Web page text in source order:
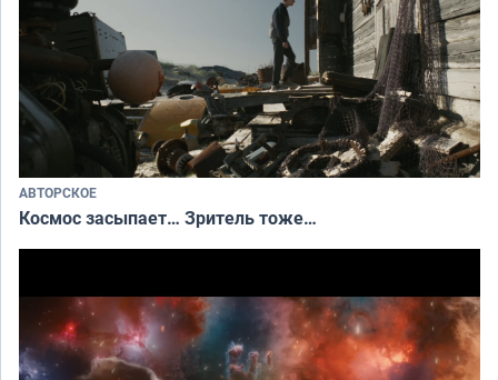
АВТОРСКОЕ
Космос засыпает… Зритель тоже…